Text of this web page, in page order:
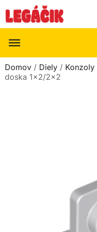
Domov / Diely / Konzoly
doska 1×2/2×2